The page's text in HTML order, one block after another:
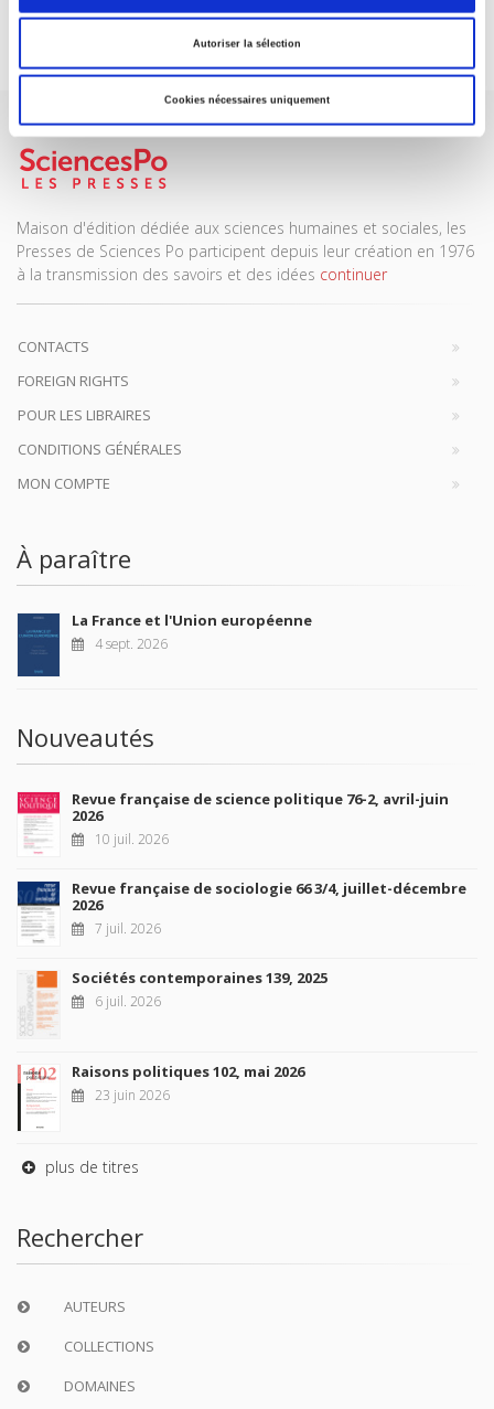
Autoriser la sélection
Cookies nécessaires uniquement
Maison d'édition dédiée aux sciences humaines et sociales, les
Presses de Sciences Po participent depuis leur création en 1976
à la transmission des savoirs et des idées continuer
CONTACTS
FOREIGN RIGHTS
POUR LES LIBRAIRES
CONDITIONS GÉNÉRALES
MON COMPTE
À paraître
La France et l'Union européenne
4 sept. 2026
Nouveautés
Revue française de science politique 76-2, avril-juin
2026
10 juil. 2026
Revue française de sociologie 66 3/4, juillet-décembre
2026
7 juil. 2026
Sociétés contemporaines 139, 2025
6 juil. 2026
Raisons politiques 102, mai 2026
23 juin 2026
plus de titres
Rechercher
AUTEURS
COLLECTIONS
DOMAINES